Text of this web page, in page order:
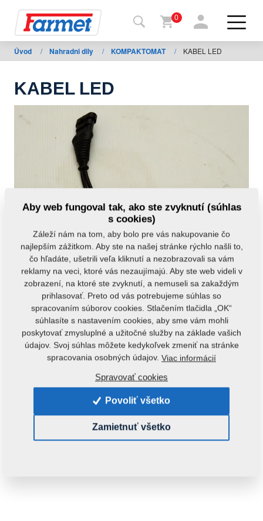
Späť
na
Farmet
shop
stiahnutie
0
Úvod / Nahradni dily / KOMPAKTOMAT / KABEL LED
KABEL LED
Kód produktu: m14164
Tento diel je použiteľný aj pre nasledovné stroje:
0,0800 Kg
Aby web fungoval tak, ako ste zvyknutí (súhlas
s cookies)
Záleží nám na tom, aby bolo pre vás nakupovanie čo
najlepším zážitkom. Aby ste na našej stránke rýchlo našli to,
čo hľadáte, ušetrili veľa kliknutí a nezobrazovali sa vám
reklamy na veci, ktoré vás nezaujímajú. Aby ste web videli v
zobrazení, na ktoré ste zvyknutí, a nemuseli sa zakaždým
prihlasovať. Preto od vás potrebujeme súhlas so
spracovaním súborov cookies. Stlačením tlačidla „OK“
súhlasíte s nastavením cookies, aby sme vám mohli
poskytovať zmysluplné a užitočné služby na základe vašich
údajov. Svoj súhlas môžete kedykoľvek zmeniť na stránke
spracovania osobných údajov. Viac informácií
Spravovať cookies
Povoliť všetko
Zamietnuť všetko